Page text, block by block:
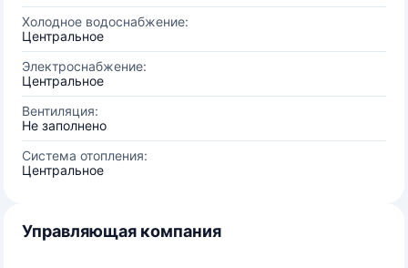
Холодное водоснабжение:
Центральное
Электроснабжение:
Центральное
Вентиляция:
Не заполнено
Система отопления:
Центральное
Управляющая компания